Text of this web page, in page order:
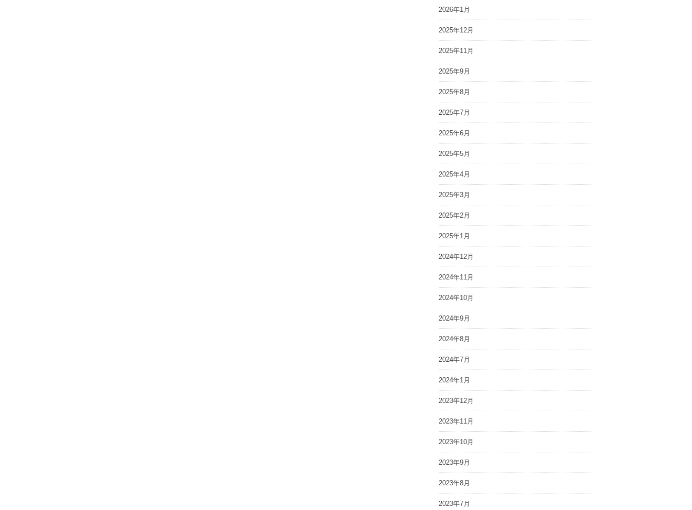
2026年1月
2025年12月
2025年11月
2025年9月
2025年8月
2025年7月
2025年6月
2025年5月
2025年4月
2025年3月
2025年2月
2025年1月
2024年12月
2024年11月
2024年10月
2024年9月
2024年8月
2024年7月
2024年1月
2023年12月
2023年11月
2023年10月
2023年9月
2023年8月
2023年7月